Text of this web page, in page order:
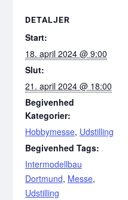
DETALJER
Start:
18. april 2024 @ 9:00
Slut:
21. april 2024 @ 18:00
Begivenhed
Kategorier:
Hobbymesse, Udstilling
Begivenhed Tags:
Intermodellbau
Dortmund, Messe,
Udstilling